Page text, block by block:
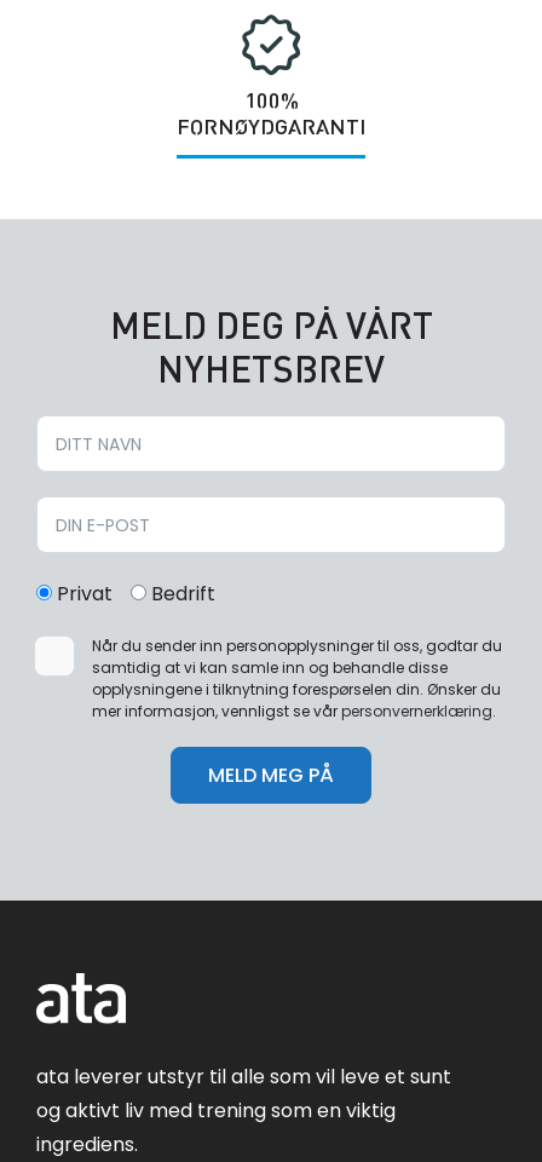
100%
FORNØYDGARANTI
MELD DEG PÅ VÅRT
NYHETSBREV
Privat Bedrift
Når du sender inn personopplysninger til oss, godtar du
samtidig at vi kan samle inn og behandle disse
opplysningene i tilknytning forespørselen din. Ønsker du
mer informasjon, vennligst se vårpersonvernerklæring.
ata leverer utstyr til alle som vil leve et sunt
og aktivt liv med trening som en viktig
ingrediens.